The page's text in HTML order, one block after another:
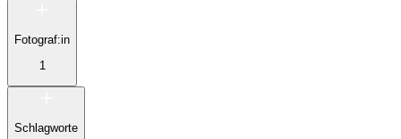
Fotograf:in
1
Schlagworte